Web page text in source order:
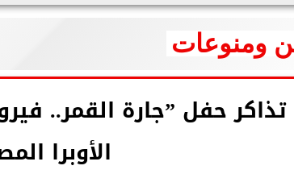
ومنوعات
تذاكر حفل ”جارة القمر..
الأوبرا